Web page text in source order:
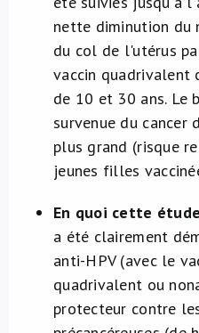
nette diminution du
du col de l'utérus
vaccin quadrivalent
de 10 et 30 ans. Le
survenue du
plus grand (risque
jeunes filles
En quoi cette
a été clairement
anti-HPV (avec le
quadrivalent ou
protecteur contre